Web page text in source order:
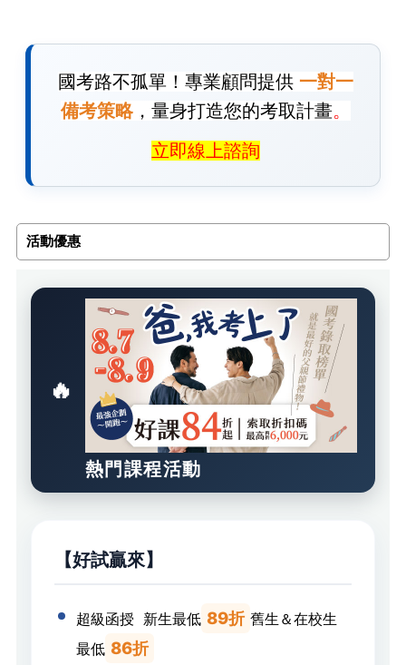
國考路不孤單！專業顧問提供 一對一
備考策略，量身打造您的考取計畫。
立即線上諮詢
活動優惠
熱門課程活動
【好試贏來】
超級函授 新生最低 89折 舊生＆在校生
最低 86折